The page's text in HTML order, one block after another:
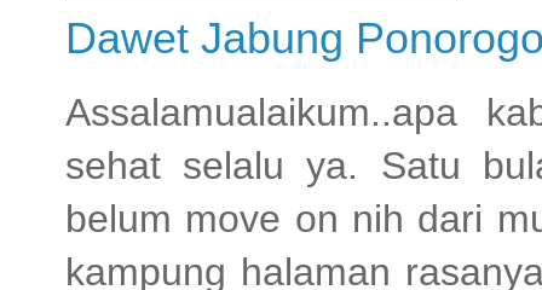
Dawet Jabung
Assalamualaikum..apa
sehat selalu ya. Satu
belum move on nih dari
kampung halaman